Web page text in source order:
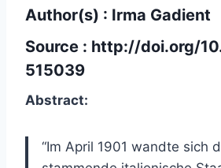
Author(s) : Irma Gadient
Source : http://doi.org/
515039
Abstract:
“Im April 1901 wandte sich